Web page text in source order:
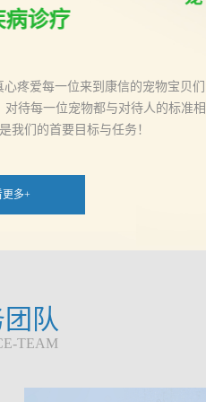
病诊疗
疼爱每一位来到康信的宠物宝贝
待每一位宠物都与对待人的标准
我们的首要目标与任务！
更多+
队
TEAM